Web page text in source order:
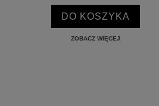
DO KOSZYKA
ZOBACZ WIĘCEJ